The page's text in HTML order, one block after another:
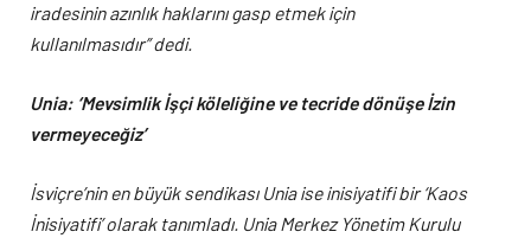
iradesinin azınlık haklarını gasp etmek için
kullanılmasıdır”dedi.
Unia: ‘Mevsimlik İşçi köleliğine ve tecride dönüşe İzin
vermeyeceğiz’
İsviçre’nin en büyük sendikası Unia ise inisiyatifi bir ‘Kaos
İnisiyatifi’ olarak tanımladı. Unia Merkez Yönetim Kurulu